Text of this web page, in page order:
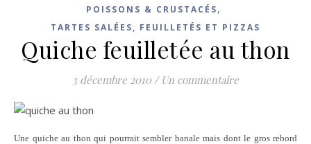
POISSONS & CRUSTACÉS,
TARTES SALÉES, FEUILLETÉS ET PIZZAS
Quiche feuilletée au thon
3 décembre 2010 / Un commentaire
Une quiche au thon qui pourrait sembler banale mais dont le gros rebord